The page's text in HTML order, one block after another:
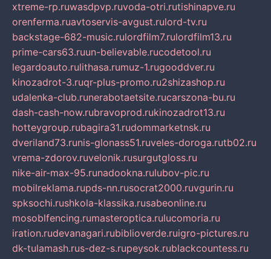
xtreme-rp.ruwasdpvp.ruvoda-otri.rutishinapve.ru
orenferma.ruavtoservis-avgust.rulord-tv.ru
backstage-682-music.rulordfilm7.rulordfilm13.ru
prime-cars63.ruun-believable.rucodetool.ru
legardoauto.rulithasa.rumuz-1.rugooddver.ru
kinozadrot-3.ruqr-plus-promo.ru2shizashop.ru
udalenka-club.runerabotaetsite.rucarszona-bu.ru
dash-cash-now.rubravoprod.rukinozadrot13.ru
hotteygroup.rubagira31.rudommarketnsk.ru
dveriland73.runis-glonass51.ruveles-doroga.rutb02.ru
vrema-zdorov.ruvelonik.rusurgutgloss.ru
nike-air-max-95.runadookna.rulubov-pic.ru
mobilreklama.rupds-nn.rusocrat2000.ruvgurin.ru
spksochi.rushkola-klassika.rusabeonline.ru
mosoblfencing.rumasteroptica.rulucomoria.ru
iration.rudevanagari.rubiblioverde.ruigro-pictures.ru
dk-tulamash.rus-dez-s.rupeysok.rublackcountess.ru